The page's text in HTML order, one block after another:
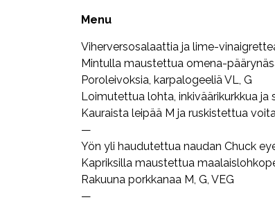
Menu
Viherversosalaattia ja lime-
Mintulla maustettua omena-
Poroleivoksia, karpalogeeliä VL, G
Loimutettua lohta, inkiväärikurkkua ja
Kauraista leipää M ja ruskistettua
—
Yön yli haudutettua naudan Chuck
Kapriksilla maustettua
Rakuuna porkkanaa M, G, VEG
—